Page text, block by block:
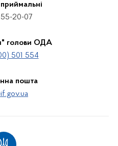
20-07
голови ОДА
501 554
пошта